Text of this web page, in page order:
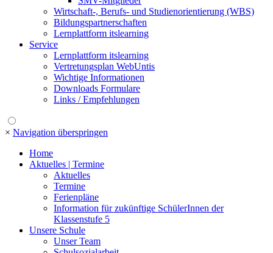
Wirtschaft-, Berufs- und Studienorientierung (WBS)
Bildungspartnerschaften
Lernplattform itslearning
Service
Lernplattform itslearning
Vertretungsplan WebUntis
Wichtige Informationen
Downloads Formulare
Links / Empfehlungen
× Navigation überspringen
Home
Aktuelles | Termine
Aktuelles
Termine
Ferienpläne
Information für zukünftige SchülerInnen der
Klassenstufe 5
Unsere Schule
Unser Team